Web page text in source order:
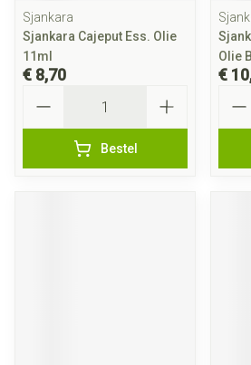
Sjankara
Sjankara Cajeput Ess. Olie
11ml
€ 8,70
Bestel
Olie
€